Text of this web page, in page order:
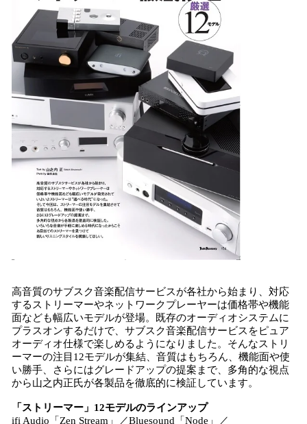
高音質のサブスク音楽配信サービスが各社から始まり、対応
するストリーマーやネットワークプレーヤーは価格帯や機能
面なども幅広いモデルが登場。既存のオーディオシステムに
プラスオンするだけで、サブスク音楽配信サービスをピュア
オーディオ仕様で楽しめるようになりました。そんなストリ
ーマーの注目12モデルが集結、音質はもちろん、機能面や使
い勝手、さらにはグレードアップの提案まで、多角的な視点
から山之内正氏が各製品を徹底的に検証しています。
「ストリーマー」12モデルのラインアップ
ifi Audio「Zen Stream」／Bluesound「Node」／